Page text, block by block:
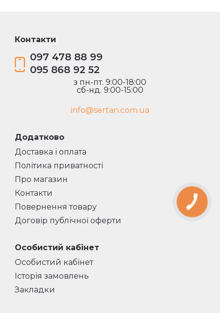
Контакти
097 478 88 99
095 868 92 52
з пн-пт. 9:00-18:00
сб-нд. 9:00-15:00
info@sertan.com.ua
Додатково
Доставка і оплата
Політика приватності
Про магазин
Контакти
Повернення товару
Договір публічної оферти
Особистий кабінет
Особистий кабінет
Історія замовлень
Закладки